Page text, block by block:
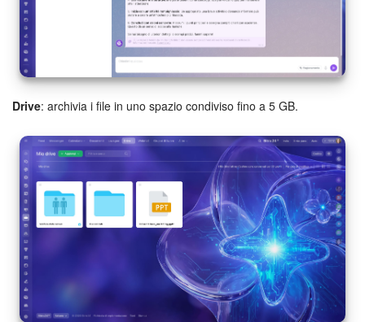
ACCEDI
Drive: archivia i file in uno spazio condiviso fino a 5 GB.